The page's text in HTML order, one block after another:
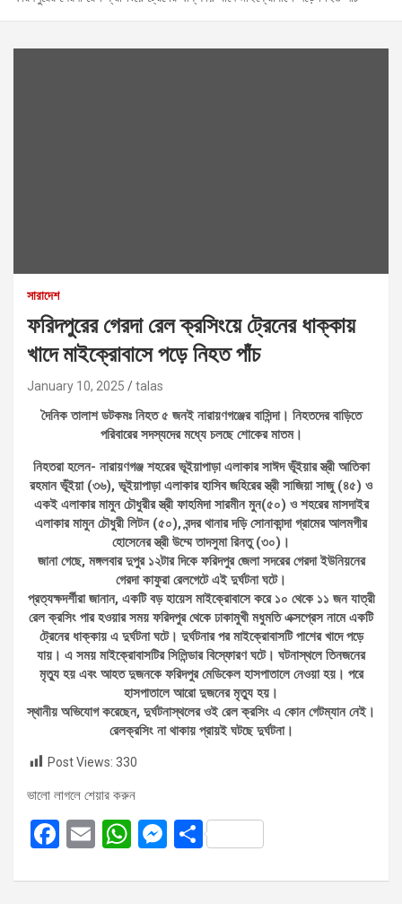
সারাদেশ
ফরিদপুরের গেরদা রেল ক্রসিংয়ে ট্রেনের ধাক্কায়
খাদে মাইক্রোবাসে পড়ে নিহত পাঁচ
January 10, 2025 talas
দৈনিক তালাশ ডটকমঃ নিহত ৫ জনই নারায়ণগঞ্জের বাসিন্দা। নিহতদের বাড়িতে
পরিবারের সদস্যদের মধ্যে চলছে শোকের মাতম।
নিহতরা হলেন- নারায়ণগঞ্জ শহরের ভূইয়াপাড়া এলাকার সাঈদ ভূঁইয়ার স্ত্রী আতিকা
রহমান ভূঁইয়া (৩৬), ভূইয়াপাড়া এলাকার হাসিব জহিরের স্ত্রী সাজিয়া সাজু (৪৫) ও
একই এলাকার মামুন চৌধুরীর স্ত্রী ফাহমিদা সারমীন মুন(৫০) ও শহরের মাসদাইর
এলাকার মামুন চৌধুরী লিটন (৫০), বন্দর থানার দড়ি সোনাকান্দা গ্রামের আলমগীর
হোসেনের স্ত্রী উম্মে তাদসুমা রিনতু (৩০)।
জানা গেছে, মঙ্গলবার দুপুর ১২টার দিকে ফরিদপুর জেলা সদরের গেরদা ইউনিয়নের
গেরদা কাফুরা রেলগেটে এই দুর্ঘটনা ঘটে।
প্রত্যক্ষদর্শীরা জানান, একটি বড় হায়েস মাইক্রোবাসে করে ১০ থেকে ১১ জন যাত্রী
রেল ক্রসিং পার হওয়ার সময় ফরিদপুর থেকে ঢাকামুখী মধুমতি এক্সপ্রেস নামে একটি
ট্রেনের ধাক্কায় এ দুর্ঘটনা ঘটে। দুর্ঘটনার পর মাইক্রোবাসটি পাশের খাদে পড়ে
যায়। এ সময় মাইক্রোবাসটির সিলিন্ডার বিস্ফোরণ ঘটে। ঘটনাস্থলে তিনজনের
মৃত্যু হয় এবং আহত দুজনকে ফরিদপুর মেডিকেল হাসপাতালে নেওয়া হয়। পরে
হাসপাতালে আরো দুজনের মৃত্যু হয়।
স্থানীয় অভিযোগ করেছেন, দুর্ঘটনাস্থলের ওই রেল ক্রসিং এ কোন গেটম্যান নেই।
রেলক্রসিং না থাকায় প্রায়ই ঘটছে দুর্ঘটনা।
Post Views: 330
ভালো লাগলে শেয়ার করুন
F
ce
E
ail
W
at
M
se
S
ar